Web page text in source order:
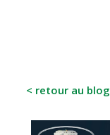
< retour au blog